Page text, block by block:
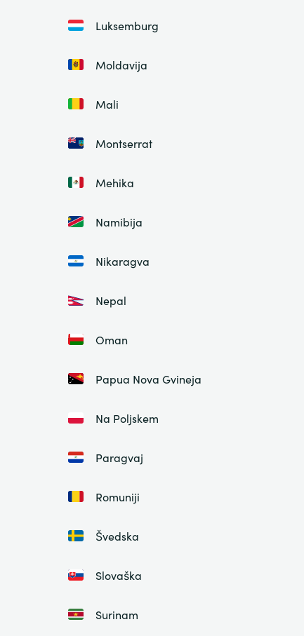
Luksemburg
Moldavija
Mali
Montserrat
Mehika
Namibija
Nikaragva
Nepal
Oman
Papua Nova Gvineja
Na Poljskem
Paragvaj
Romuniji
Švedska
Slovaška
Surinam